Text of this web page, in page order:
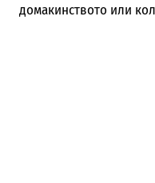
домакинството или